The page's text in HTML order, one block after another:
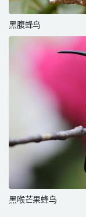
黑腹蜂鸟
黑喉芒果蜂鸟